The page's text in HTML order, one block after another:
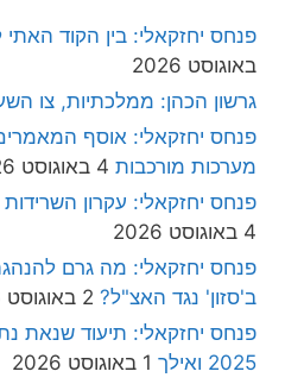
פנחס יחזקאלי: בין הקוד
באוגוסט 2026
גרשון הכהן: ממלכתיות, צו
פנחס יחזקאלי: אוסף
מערכות מורכבות 4 באוגוסט 2026
פנחס יחזקאלי: עקרון
4 באוגוסט 2026
פנחס יחזקאלי: מה גרם
ב'סזון' נגד האצ"ל? 2 באוגוסט 2026
פנחס יחזקאלי: תיעוד שנאת
2025 ואילך
1 באוגוסט 2026